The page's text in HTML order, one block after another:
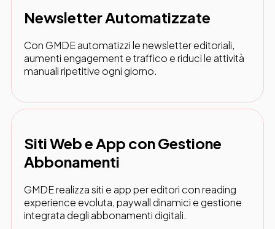
Newsletter Automatizzate
Con GMDE automatizzi le newsletter editoriali,
aumenti engagement e traffico e riduci le attività
manuali ripetitive ogni giorno.
Siti Web e App con Gestione
Abbonamenti
GMDE realizza siti e app per editori con reading
experience evoluta, paywall dinamici e gestione
integrata degli abbonamenti digitali.